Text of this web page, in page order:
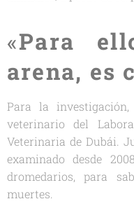
«Para
arena, es
Para la
veterinario del
Veterinaria de Dubái.
examinado desde
dromedarios, para
muertes.